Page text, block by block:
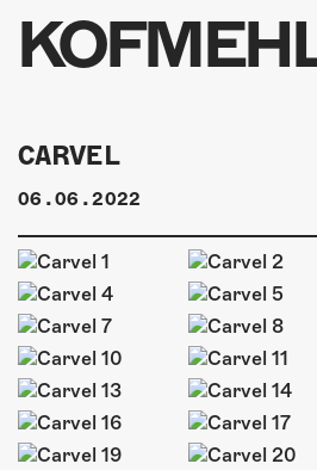
PROGRAMM
GALERIE
FOTOGALERIE
PHOTOMAT
INFOS
CARVEL
06.06.2022